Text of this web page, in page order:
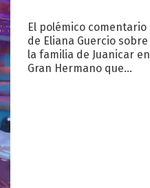
El polémico comentario
de Eliana Guercio sobre
la familia de Juanicar en
Gran Hermano que